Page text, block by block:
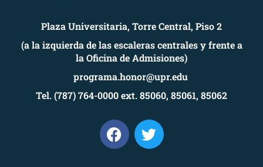
Plaza Universitaria, Torre Central, Piso 2
(a la izquierda de las escaleras centrales y frente a
la Oficina de Admisiones)
programa.honor@upr.edu
Tel. (787) 764-0000 ext. 85060, 85061, 85062